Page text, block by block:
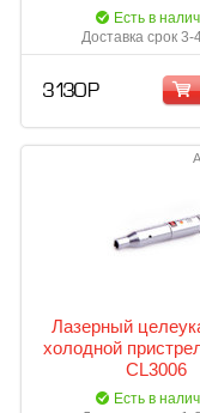
Есть в
Доставка срок 3-
3 130 Р
Лазерный
холодной
CL3006
Есть в